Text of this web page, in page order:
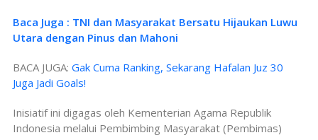
Baca Juga : TNI dan Masyarakat Bersatu Hijaukan Luwu
Utara dengan Pinus dan Mahoni
BACA JUGA: Gak Cuma Ranking, Sekarang Hafalan Juz 30
Juga Jadi Goals!
Inisiatif ini digagas oleh Kementerian Agama Republik
Indonesia melalui Pembimbing Masyarakat (Pembimas)